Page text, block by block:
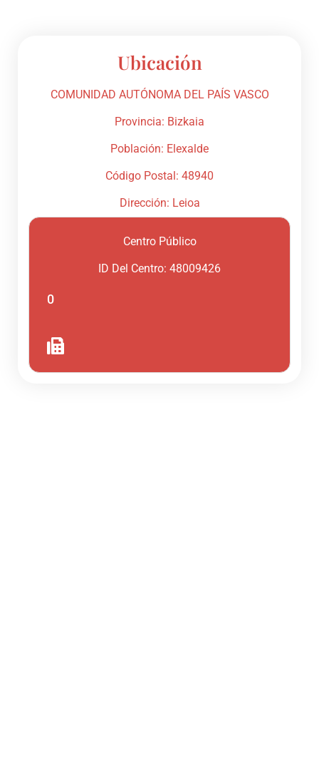
Ubicación
COMUNIDAD AUTÓNOMA DEL PAÍS VASCO
Provincia: Bizkaia
Población: Elexalde
Código Postal: 48940
Dirección: Leioa
Centro Público
ID Del Centro: 48009426
0